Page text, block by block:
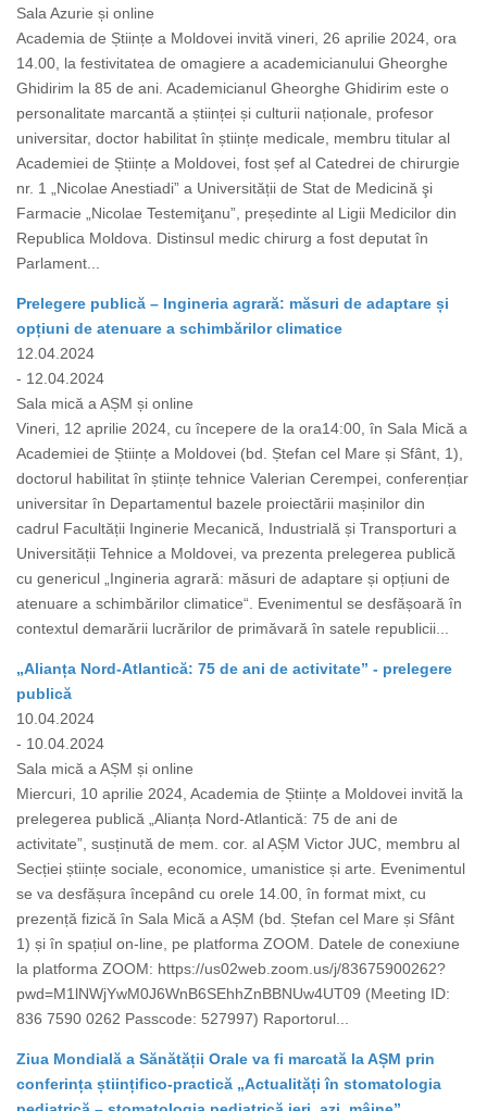
Sala Azurie și online
Academia de Științe a Moldovei invită vineri, 26 aprilie 2024, ora
14.00, la festivitatea de omagiere a academicianului Gheorghe
Ghidirim la 85 de ani. Academicianul Gheorghe Ghidirim este o
personalitate marcantă a științei și culturii naționale, profesor
universitar, doctor habilitat în științe medicale, membru titular al
Academiei de Științe a Moldovei, fost șef al Catedrei de chirurgie
nr. 1 „Nicolae Anestiadi” a Universității de Stat de Medicină şi
Farmacie „Nicolae Testemiţanu”, președinte al Ligii Medicilor din
Republica Moldova. Distinsul medic chirurg a fost deputat în
Parlament...
Prelegere publică – Ingineria agrară: măsuri de adaptare și
opțiuni de atenuare a schimbărilor climatice
12.04.2024
- 12.04.2024
Sala mică a AȘM și online
Vineri, 12 aprilie 2024, cu începere de la ora14:00, în Sala Mică a
Academiei de Științe a Moldovei (bd. Ștefan cel Mare și Sfânt, 1),
doctorul habilitat în științe tehnice Valerian Cerempei, conferențiar
universitar în Departamentul bazele proiectării mașinilor din
cadrul Facultății Inginerie Mecanică, Industrială și Transporturi a
Universității Tehnice a Moldovei, va prezenta prelegerea publică
cu genericul „Ingineria agrară: măsuri de adaptare și opțiuni de
atenuare a schimbărilor climatice“. Evenimentul se desfășoară în
contextul demarării lucrărilor de primăvară în satele republicii...
„Alianța Nord-Atlantică: 75 de ani de activitate” - prelegere
publică
10.04.2024
- 10.04.2024
Sala mică a AȘM și online
Miercuri, 10 aprilie 2024, Academia de Științe a Moldovei invită la
prelegerea publică „Alianța Nord-Atlantică: 75 de ani de
activitate”, susținută de mem. cor. al AȘM Victor JUC, membru al
Secției științe sociale, economice, umanistice și arte. Evenimentul
se va desfășura începând cu orele 14.00, în format mixt, cu
prezență fizică în Sala Mică a AȘM (bd. Ștefan cel Mare și Sfânt
1) și în spațiul on-line, pe platforma ZOOM. Datele de conexiune
la platforma ZOOM: https://us02web.zoom.us/j/83675900262?
pwd=M1lNWjYwM0J6WnB6SEhhZnBBNUw4UT09 (Meeting ID:
836 7590 0262 Passcode: 527997) Raportorul...
Ziua Mondială a Sănătății Orale va fi marcată la AȘM prin
conferința științifico-practică „Actualități în stomatologia